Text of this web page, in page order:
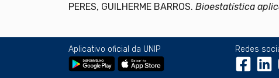
PERES, GUILHERME BARROS. Bioestatística
Aplicativo oficial da UNIP Redes